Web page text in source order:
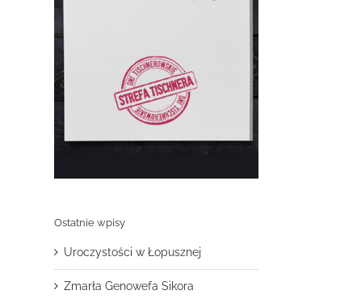
Ostatnie wpisy
Uroczystości w Łopusznej
Zmarła Genowefa Sikora